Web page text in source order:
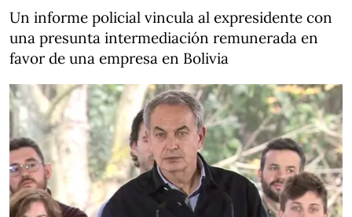
Un informe policial vincula al expresidente con
una presunta intermediación remunerada en
favor de una empresa en Bolivia